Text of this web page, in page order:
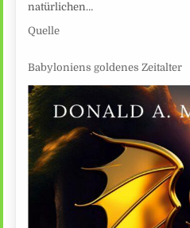
natürlichen…
Quelle
Babyloniens goldenes Zeitalter